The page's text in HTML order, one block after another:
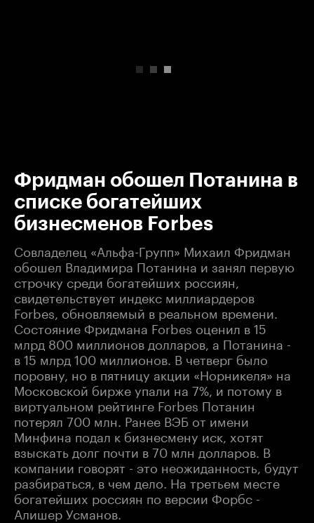
Фридман обошел Потанина в
списке богатейших
бизнесменов Forbes
Совладелец «Альфа-Групп» Михаил Фридман
обошел Владимира Потанина и занял первую
строчку среди богатейших россиян,
свидетельствует индекс миллиардеров
Forbes, обновляемый в реальном времени.
Состояние Фридмана Forbes оценил в 15
млрд 800 миллионов долларов, а Потанина -
в 15 млрд 100 миллионов. В четверг было
поровну, но в пятницу акции «Норникеля» на
Московской бирже упали на 7%, и потому в
виртуальном рейтинге Forbes Потанин
потерял 700 млн. Ранее ВЭБ от имени
Минфина подал к бизнесмену иск, хотят
взыскать долг почти в 70 млн долларов. В
компании говорят - это неожиданность, будут
разбираться, в чем дело. На третьем месте
богатейших россиян по версии Форбс -
Алишер Усманов.